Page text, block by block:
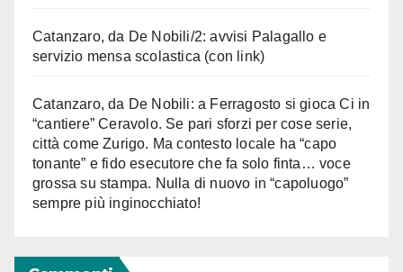
Catanzaro, da De Nobili/2: avvisi Palagallo e
servizio mensa scolastica (con link)
Catanzaro, da De Nobili: a Ferragosto si gioca Ci in
“cantiere” Ceravolo. Se pari sforzi per cose serie,
città come Zurigo. Ma contesto locale ha “capo
tonante” e fido esecutore che fa solo finta… voce
grossa su stampa. Nulla di nuovo in “capoluogo”
sempre più inginocchiato!